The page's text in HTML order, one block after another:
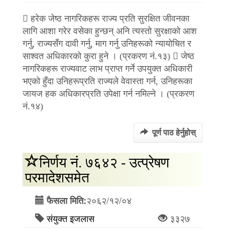
 हरेक जेष्ठ नागरिकहरू राज्य प्रति सुरक्षित जीवनका
लागि आशा गरेर वसेका हुन्छन् अनि त्यस्तो सुरक्षाको आश
गर्नु, राज्यसँग दावी गर्नु, माग गर्नु उनिहरूको न्यायोचित र
साश्वत अधिकारको कुरा हुने । (प्रकरण नं.१३)  जेष्ठ
नागरिकहरू राज्यवाट लाभ प्राप्त गर्ने उपयुक्त अधिकारी
भएको हुँदा उनिहरूप्रति राज्यले वेवास्ता गर्न, उनिहरूका
जायज हक अधिकारप्रति उपेक्षा गर्न नमिल्ने । (प्रकरण
नं.१४)
पूर्ण पाठ हेर्नुहोस्
निर्णय नं. ७६४२ - उत्प्रेषण
परमादेशसमेत
फैसला मिति:२०६२/१२/०४
संयुक्त इजलास
३३२७